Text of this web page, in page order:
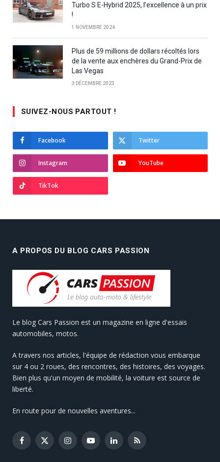
Turbo S E-Hybrid 2025, l’excellence à un prix
!
1 NOVEMBRE 2024
Plus de 59 millions de dollars récoltés lors
de la vente aux enchères du Grand-Prix de
Las Vegas
3 DÉCEMBRE 2023
SUIVEZ-NOUS PARTOUT !
Facebook Twitter
Instagram YouTube
TikTok
A PROPOS DU BLOG CARS PASSION
Le blog Cars Passion est un magazine en ligne d'essais
automobiles, motos.
A travers nos articles, l'équipe de rédaction vous embarque
sur 4 ou 2 roues, des rencontres, des histoires, des voyages.
Bien plus qu'un moyen de mobilité, la voiture est source de
liberté.
En route pour de nouvelles aventures...
Facebook
X
InstagramYouTubeLinkedInRSS